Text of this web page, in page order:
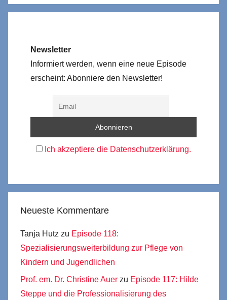
Newsletter
Informiert werden, wenn eine neue Episode
erscheint: Abonniere den Newsletter!
Ich akzeptiere die Datenschutzerklärung.
Neueste Kommentare
Tanja Hutz zu Episode 118:
Spezialisierungsweiterbildung zur Pflege von
Kindern und Jugendlichen
Prof. em. Dr. Christine Auer zu Episode 117: Hilde
Steppe und die Professionalisierung des